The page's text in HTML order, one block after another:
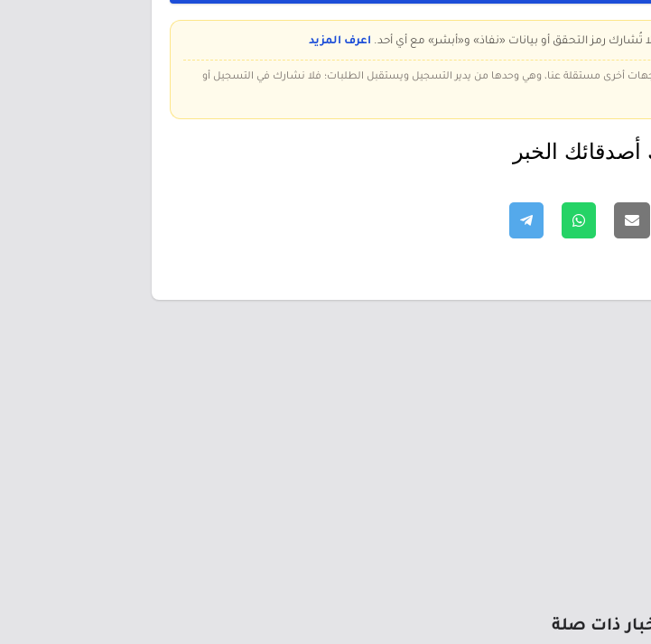
تُشارك رمز التحقق أو بيانات «نفاذ» و«أبشر» مع أي أحد. اعرف المزيد
جهات أخرى مستقلة عنا، وهي وحدها من يدير التسجيل ويستقبل الطلبات؛ فلا نشارك في التسجيل أو
الخبر
ذات صلة